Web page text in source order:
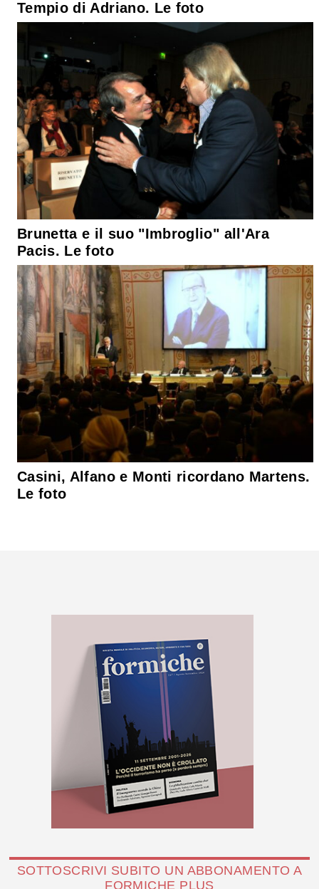
Tempio di Adriano. Le foto
Brunetta e il suo "Imbroglio" all'Ara
Pacis. Le foto
Casini, Alfano e Monti ricordano Martens.
Le foto
SOTTOSCRIVI SUBITO UN ABBONAMENTO A
FORMICHE PLUS